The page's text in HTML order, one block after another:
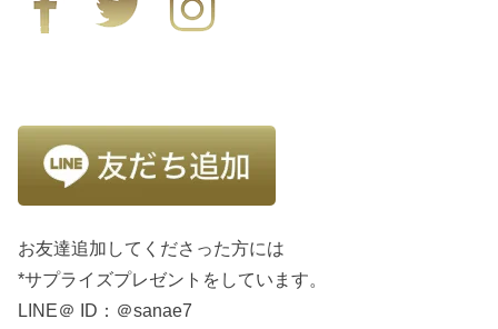
お友達追加してくださった方には
*サプライズプレゼントをしています。
LINE＠ ID：＠sanae7